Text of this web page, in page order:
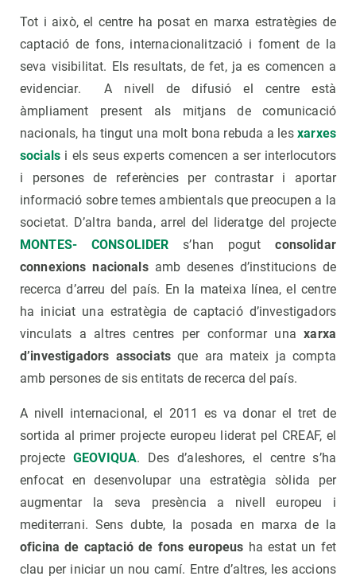
Tot i això, el centre ha posat en marxa estratègies de
captació de fons, internacionalització i foment de la
seva visibilitat. Els resultats, de fet, ja es comencen a
evidenciar. A nivell de difusió el centre està
àmpliament present als mitjans de comunicació
nacionals, ha tingut una molt bona rebuda a lesxarxes
socials i els seus experts comencen a ser interlocutors
i persones de referències per contrastar i aportar
informació sobre temes ambientals que preocupen a la
societat. D’altra banda, arrel del lideratge del projecte
MONTES- CONSOLIDER s’han pogutconsolidar
connexions nacionalsamb desenes d’institucions de
recerca d’arreu del país. En la mateixa línea, el centre
ha iniciat una estratègia de captació d’investigadors
vinculats a altres centres per conformar unaxarxa
d’investigadors associats que ara mateix ja compta
amb persones de sis entitats de recerca del país.
A nivell internacional, el 2011 es va donar el tret de
sortida al primer projecte europeu liderat pel CREAF, el
projecte GEOVIQUA. Des d’aleshores, el centre s’ha
enfocat en desenvolupar una estratègia sòlida per
augmentar la seva presència a nivell europeu i
mediterrani. Sens dubte, la posada en marxa de la
oficina de captació de fons europeus ha estat un fet
clau per iniciar un nou camí. Entre d’altres, les accions